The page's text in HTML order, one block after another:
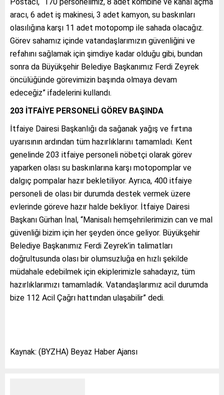
aracı, 6 adet iş makinesi, 3 adet kamyon, su baskınları
olasılığına karşı 11 adet motopomp ile sahada olacağız.
Görev sahamız içinde vatandaşlarımızın güvenliğini ve
refahını sağlamak için şimdiye kadar olduğu gibi, bundan
sonra da Büyükşehir Belediye Başkanımız Ferdi Zeyrek
öncülüğünde görevimizin başında olmaya devam
edeceğiz” ifadelerini kullandı.
203 İTFAİYE PERSONELİ GÖREV BAŞINDA
İtfaiye Dairesi Başkanlığı da sağanak yağış ve fırtına
uyarısının ardından tüm hazırlıklarını tamamladı. Kent
genelinde 203 itfaiye personeli nöbetçi olarak görev
yaparken olası su baskınlarına karşı motopomplar ve
dalgıç pompalar hazır bekletiliyor. Ayrıca, 400 itfaiye
personeli de olası bir durumda destek vermek üzere
evlerinde göreve hazır halde bekliyor. İtfaiye Dairesi
Başkanı Gürhan İnal, “Manisalı hemşehrilerimizin can ve mal
güvenliği bizim için her şeyden önce geliyor. Büyükşehir
Belediye Başkanımız Ferdi Zeyrek’in talimatları
doğrultusunda olası bir olumsuzluğa en hızlı şekilde
müdahale edebilmek için ekiplerimizle sahadayız, tüm
hazırlıklarımızı tamamladık. Vatandaşlarımız acil durumda
bize 112 Acil Çağrı hattından ulaşabilir” dedi.
Kaynak: (BYZHA) Beyaz Haber Ajansı